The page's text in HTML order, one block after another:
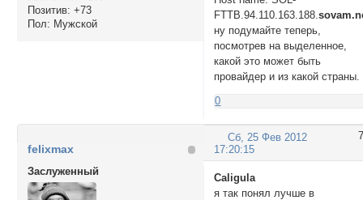
Позитив: +73
Пол: Мужской
FTTB.94.110.163.188.
ну подумайте теперь,
посмотрев на выделенное,
какой это может быть
провайдер и из какой страны.
0
7
Сб, 25 Фев 2012
17:20:15
felixmax
Заслуженный
Caligula
я так понял лучше в